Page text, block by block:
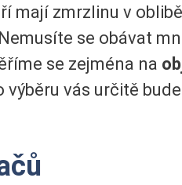
mají zmrzlinu v
se obávat
se zejména na
vás určitě